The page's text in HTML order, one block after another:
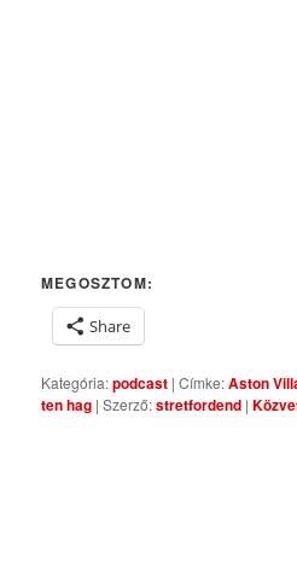
MEGOSZTOM:
Share
Kategória:podcast | Címke:Aston
ten hag | Szerző:stretfordend |